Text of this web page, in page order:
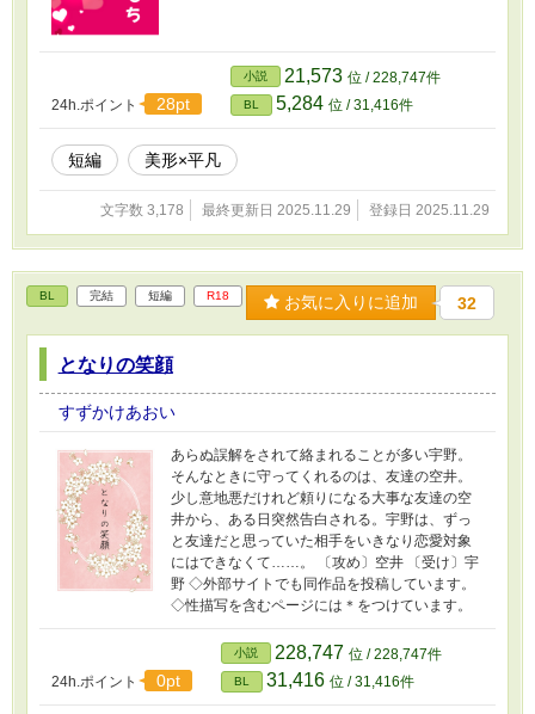
24h.ポイント 28pt
小説 21,573 位 / 228,747件
BL 5,284 位 / 31,416件
短編 美形×平凡
文字数 3,178 最終更新日 2025.11.29 登録日 2025.11.29
BL 完結 短編 R18 お気に入りに追加 32
となりの笑顔
すずかけあおい
あらぬ誤解をされて絡まれることが多い宇野。
そんなときに守ってくれるのは、友達の空井。
少し意地悪だけれど頼りになる大事な友達の空
井から、ある日突然告白される。宇野は、ずっ
と友達だと思っていた相手をいきなり恋愛対象
にはできなくて……。 〔攻め〕空井 〔受け〕宇
野 ◇外部サイトでも同作品を投稿しています。
◇性描写を含むページには＊をつけています。
24h.ポイント 0pt
小説 228,747 位 / 228,747件
BL 31,416 位 / 31,416件